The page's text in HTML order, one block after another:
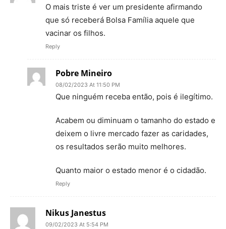
O mais triste é ver um presidente afirmando
que só receberá Bolsa Família aquele que
vacinar os filhos.
Reply
Pobre Mineiro
08/02/2023 At 11:50 PM
Que ninguém receba então, pois é ilegítimo.
Acabem ou diminuam o tamanho do estado e
deixem o livre mercado fazer as caridades,
os resultados serão muito melhores.
Quanto maior o estado menor é o cidadão.
Reply
Nikus Janestus
09/02/2023 At 5:54 PM